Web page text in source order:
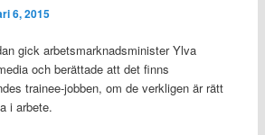
6, 2015
gick arbetsmarknadsminister Ylva
och berättade att det finns
trainee-jobben, om de verkligen är rätt
i arbete.